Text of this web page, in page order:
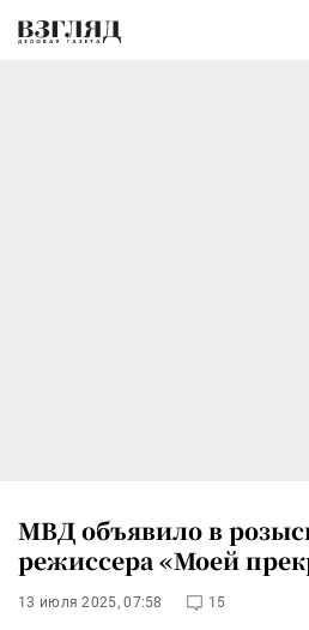
МВД объявило в
режиссера «Моей
13 июля 2025, 07:58 15